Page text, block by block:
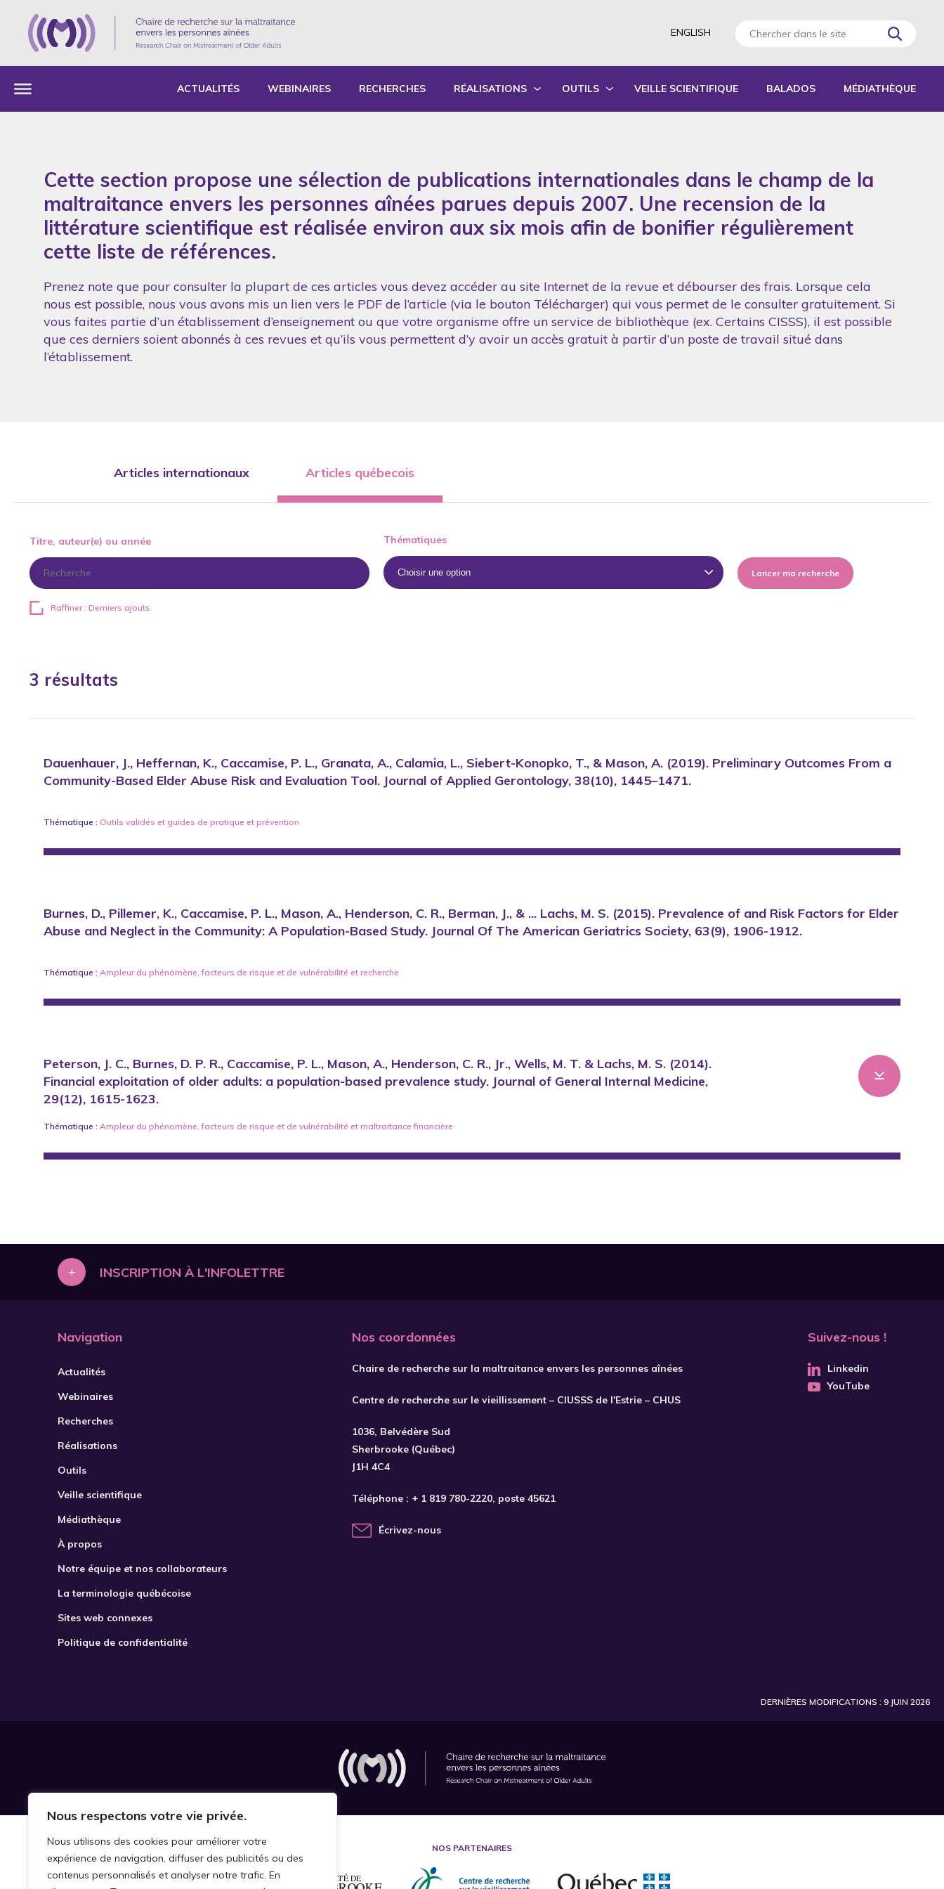
Nous respectons votre vie privée.
Nous utilisons des cookies pour améliorer votre
expérience de navigation, diffuser des publicités ou des
contenus personnalisés et analyser notre trafic. En
ENGLISH
ACTUALITÉS WEBINAIRES RECHERCHES RÉALISATIONS
SYNTHÈSE DES RAPPORTS ANNUELS D’ACTIVITÉS
OUTILS
FORMATIONS
VEILLE SCIENTIFIQUE BALADOS MÉDIATHÈQUE
Cette section propose une sélection de publications internationales dans le champ de la
maltraitance envers les personnes aînées parues depuis 2007. Une recension de la
littérature scientifique est réalisée environ aux six mois afin de bonifier régulièrement
cette liste de références.
Prenez note que pour consulter la plupart de ces articles vous devez accéder au site Internet de la revue et débourser des frais. Lorsque cela
nous est possible, nous vous avons mis un lien vers le PDF de l’article (via le bouton Télécharger) qui vous permet de le consulter gratuitement. Si
vous faites partie d’un établissement d’enseignement ou que votre organisme offre un service de bibliothèque (ex. Certains CISSS), il est possible
que ces derniers soient abonnés à ces revues et qu’ils vous permettent d’y avoir un accès gratuit à partir d’un poste de travail situé dans
l’établissement.
Articles internationaux Articles québecois
Titre, auteur(e) ou année Thématiques
Lancer ma recherche
Raffiner : Derniers ajouts
3 résultats
Dauenhauer, J., Heffernan, K., Caccamise, P. L., Granata, A., Calamia, L., Siebert-Konopko, T., & Mason, A. (2019). Preliminary Outcomes From a
Community-Based Elder Abuse Risk and Evaluation Tool. Journal of Applied Gerontology, 38(10), 1445–1471.
Thématique : Outils validés et guides de pratique et prévention
Burnes, D., Pillemer, K., Caccamise, P. L., Mason, A., Henderson, C. R., Berman, J., & ... Lachs, M. S. (2015). Prevalence of and Risk Factors for Elder
Abuse and Neglect in the Community: A Population-Based Study. Journal Of The American Geriatrics Society, 63(9), 1906-1912.
Thématique : Ampleur du phénomène,facteurs de risque et de vulnérabilité et recherche
Peterson, J. C., Burnes, D. P. R., Caccamise, P. L., Mason, A., Henderson, C. R., Jr., Wells, M. T. & Lachs, M. S. (2014).
Financial exploitation of older adults: a population-based prevalence study. Journal of General Internal Medicine,
29(12), 1615-1623.
Thématique : Ampleur du phénomène,facteurs de risque et de vulnérabilité et maltraitance financière
+ INSCRIPTION À L'INFOLETTRE
Navigation
Actualités
Webinaires
Recherches
Réalisations
Outils
Veille scientifique
Médiathèque
À propos
Notre équipe et nos collaborateurs
La terminologie québécoise
Sites web connexes
Politique de confidentialité
Nos coordonnées
Chaire de recherche sur la maltraitance envers les personnes aînées
Centre de recherche sur le vieillissement – CIUSSS de l'Estrie – CHUS
1036, Belvédère Sud
Sherbrooke (Québec)
J1H 4C4
Téléphone : + 1 819 780-2220, poste 45621
Écrivez-nous
Suivez-nous !
Linkedin
YouTube
DERNIÈRES MODIFICATIONS : 9 JUIN 2026
NOS PARTENAIRES